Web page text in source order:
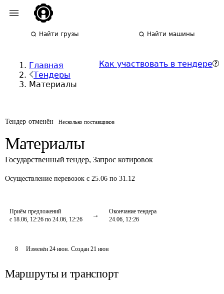
Найти грузы Найти машины
Главная
Тендеры
Материалы
Как участвовать в тендере
Тендер отменён Несколько поставщиков
Материалы
Государственный тендер, Запрос котировок
Осуществление перевозок с 25.06 по 31.12
Приём предложений
с 18.06, 12:26 по 24.06, 12:26
Окончание тендера
24.06, 12:26
8 Изменён 24 июн. Создан 21 июн
Маршруты и транспорт